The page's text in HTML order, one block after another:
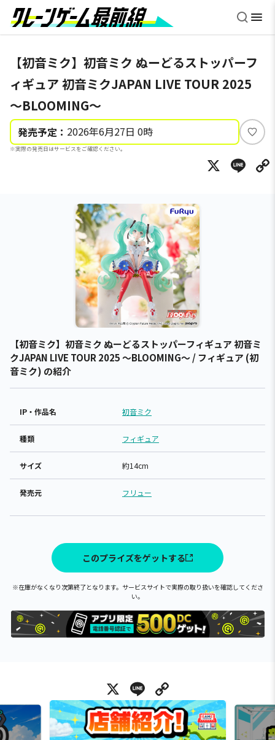
【初音ミク】初音ミク ぬーどるストッパーフ
ィギュア 初音ミクJAPAN LIVE TOUR 2025
～BLOOMING～
発売予定： 2026年6月27日 0時
※実際の発売日はサービスをご確認ください。
い
ね
X
【初音ミク】初音ミク ぬーどるストッパーフィギュア 初音ミ
クJAPAN LIVE TOUR 2025 ～BLOOMING～ / フィギュア (初
音ミク) の紹介
IP・作品名 初音ミク
種類 フィギュア
サイズ 約14cm
発売元 フリュー
このプライズをゲットする
※在庫がなくなり次第終了となります。サービスサイトで実際の取り扱いを確認してくださ
い。
X Line